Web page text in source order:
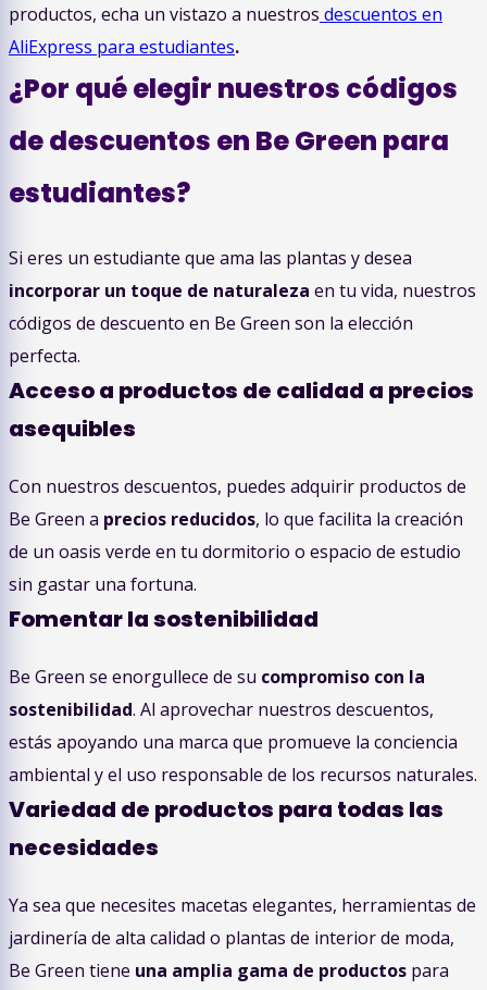
productos, echa un vistazo a nuestros descuentos en
AliExpress para estudiantes.
¿Por qué elegir nuestros códigos
de descuentos en Be Green para
estudiantes?
Si eres un estudiante que ama las plantas y desea
incorporar un toque de naturaleza en tu vida, nuestros
códigos de descuento en Be Green son la elección
perfecta.
Acceso a productos de calidad a precios
asequibles
Con nuestros descuentos, puedes adquirir productos de
Be Green a precios reducidos, lo que facilita la creación
de un oasis verde en tu dormitorio o espacio de estudio
sin gastar una fortuna.
Fomentar la sostenibilidad
Be Green se enorgullece de su compromiso con la
sostenibilidad. Al aprovechar nuestros descuentos,
estás apoyando una marca que promueve la conciencia
ambiental y el uso responsable de los recursos naturales.
Variedad de productos para todas las
necesidades
Ya sea que necesites macetas elegantes, herramientas de
jardinería de alta calidad o plantas de interior de moda,
Be Green tiene una amplia gama de productos para